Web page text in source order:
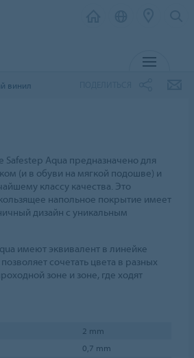
винил
Aqua предназначено для
(и в обуви на мягкой подошве) и
классу качества. Это
напольное покрытие имеет
дизайн с уникальным
имеют эквивалент в линейке
позволяет сочетать цвета в разных
зоне и зоне, где ходят
2 mm
0,7 mm